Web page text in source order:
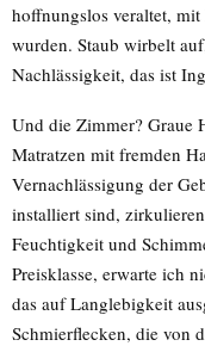
hoffnungslos veraltet,
wurden. Staub wirbelt
Nachlässigkeit, das ist
Und die Zimmer? Graue
Matratzen mit fremden
Vernachlässigung der
installiert sind,
Feuchtigkeit und
Preisklasse, erwarte ich
das auf Langlebigkeit
Schmierflecken, die von